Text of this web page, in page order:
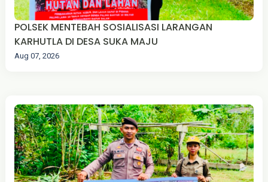
‎POLSEK MENTEBAH SOSIALISASI LARANGAN
KARHUTLA DI DESA SUKA MAJU
Aug 07, 2026